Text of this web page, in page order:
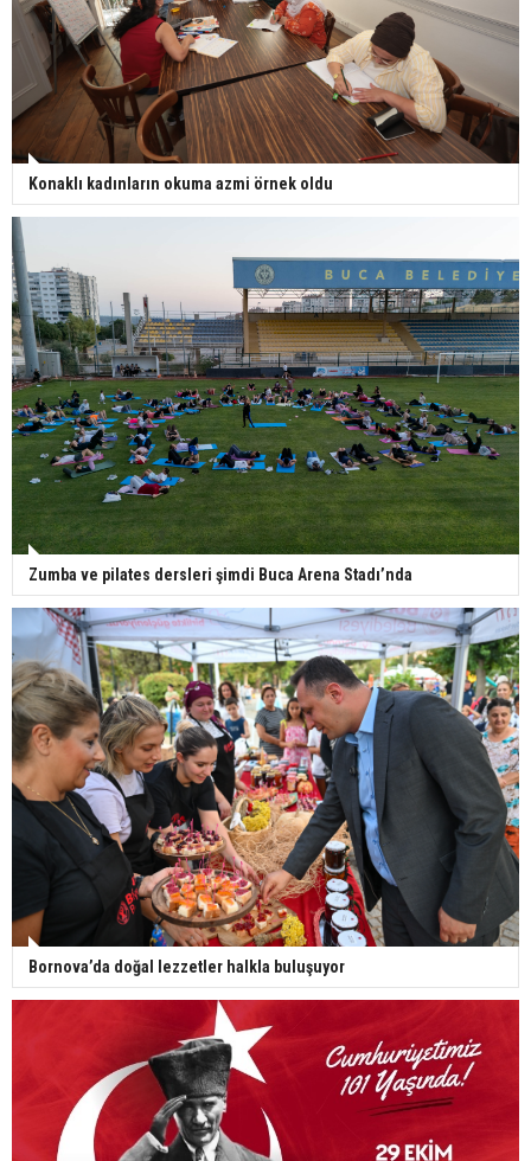
Konaklı kadınların okuma azmi örnek oldu
Zumba ve pilates dersleri şimdi Buca Arena Stadı’nda
Bornova’da doğal lezzetler halkla buluşuyor